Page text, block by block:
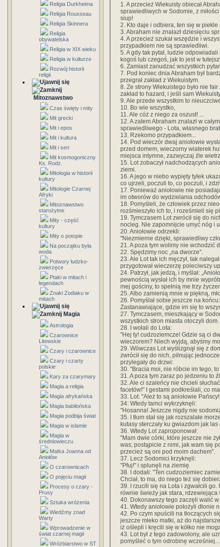
Religia Durkheima
Religia Rousseau
Religia Skinnera
Religia
obywatelska
Religia w XIX wieku
Religia w kulturze
Rozwój historii
religii
Mitoznawstwo
Czas święty i mity
Mit grecki
Mit i epos
Mit i kultura
Mit i sen
Mit kosmogoniczny
Ks. Rodz.
Mitologia w historii
kultury
Mitologie Czarnej
Afryki
Mitoznawstwo
starożytne
Mity - część
kultury
Mity o potopie
Na początku była
woda
Potwory ludzko-
zwierzęce
Ptaki w mitach i
legendach
Znaki Zodiaku w
mitach
Magia
Astrologia
Czarownice
Litewskie
Czary i czarownice
Czary i czarty
polskie
Kary za czarymary
Magia a religia
Magia afrykańska
Magia babilońska
Magia podbija świat
Magia w islamie
Magia w
średniowieczu
Matka Joanna od
Aniołów
O czarownicach
O pojęciu magii
Procesy o czary -
Prusy
Sztuka wróżenia
Wiedźmy znad
Warty
Wprowadzenie w
świat czarnej magii
Wróżbiarstwo w ST
1. A przecież Wiekuisty obiecał
sprawiedliwych w Sodomie, z
siup!
2. Kto daje i odbiera, ten się w
3. Abraham nie znalazł dziesięciu
4. A przecież szukał wszędzie i
przypadkiem nie są sprawiedliwi.
5. A gdy tak pytał, ludzie
kogoś lub czegoś, jak to jest w
6. Zamiast zanudzać wszystkich
7. Pod koniec dnia Abraham był
przegrał zakład z Wiekuistym.
8. Ze strony Wiekuistego było nie
zakład to hazard, i jeśli sam
9. Ale przede wszystkim to
10. Bo wie wszystko,
11. Ale cóż z niego za oszust! ...
12. A zatem Abraham znalazł w
sprawiedliwego - Lota, własnego
13. Rzekomo przypadkiem...
14. Pod wieczór dwaj aniołowie
przed domem, wieczorny wiaterek
miejsca intymne, zazwyczaj źle
15. Lot zobaczył nadchodzących
ziemi.
16. A jego w niebo wypięty tyłek
co ujrzeli, poczuli to, co poczuli, i
17. Ponieważ aniołowie nie
im otworów do wydzielania
18. Pomyśleli, że człowiek przez
rozśmieszyło ich to, i roześmieli się
19. Tymczasem Lot zwrócił się do
nocleg. Nie zapomnijcie umyć nóg i
20. Aniołowie odrzekli:
"Niezmierne dzięki, sprawiedliwy
21. A poza tym wolimy nie wchodzić
22. Spędzimy noc „na dworze".
23. Ale Lot tak ich męczył, tak
przygotował wieczerzę poleciwszy
24. Patrzył, jak jedzą, i myślał:
pewnością wysłał ich by mnie
mej gościny, to spełnią me trzy
25. Albo zamienią mnie w piękną,
26. Pomyślał sobie jeszcze na
Zastanawiające, gdzie im się to
27. Tymczasem, mieszkający w
wszystkich stron miasta otoczyli dom.
28. I wołali do Lota:
"Hej ty! cudzoziemcze! Gdzie są ci
wieczorem? Niech wyjdą, abyśmy
29. Wówczas Lot wyślizgnął się z
zwrócił się do nich, pilnując
przylegały do drzwi:
30. "Bracia moi, nie róbcie im tego,
31. A poza tym zaraz po jedzeniu to
32. Ale ci szaleńcy nie chcieli
facetów!" I gestami podkreślali, co
33. Lot: "Ależ to są aniołowie
34: Wtedy tamci wykrzyknęli:
"Hosanna! Jeszcze nigdy nie
35. I tłum stał się jak rozszalałe
kutasy sterczały ku gwiazdom jak las
36. Wtedy Lot zaproponował:
"Mam dwie córki, które jeszcze nie
was; postąpicie z nimi, jak wam się
przecież są oni pod moim dachem".
37. Lecz Sodomici krzyknęli:
"Pfuj!" i splunęli na ziemię.
38. I dodali: "Ten cudzoziemiec
Chciał, to ma, do niego też się
39. I rzucili się na Lota i zgwałcili
równie świeży jak stara, rdzewiejąca
40. Dokonawszy tego zaczęli walić
41. Wtedy aniołowie położyli
42. Po czym spuścili na tłoczących
jeszcze mleko matki, aż do
iż oślepli i kręcili się w kółko nie
43. Lot był z tego zadowolony, ale
pomyśleć o tym odrobinę wcześniej...